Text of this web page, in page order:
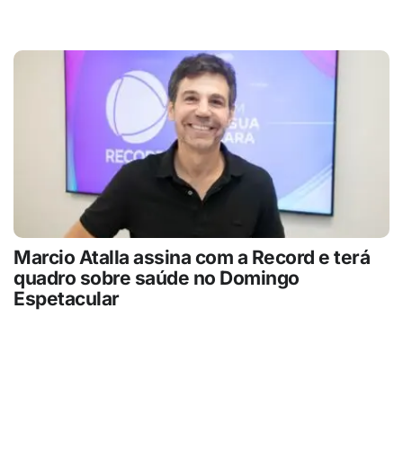
Marcio Atalla assina com a Record e terá
quadro sobre saúde no Domingo
Espetacular